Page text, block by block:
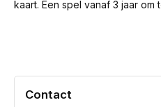
kaart. Een spel vanaf 3 jaar
Contact